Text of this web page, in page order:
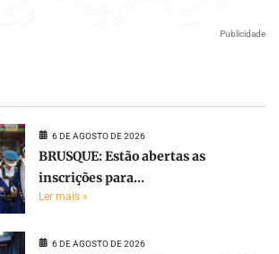
Publicidade
6 DE AGOSTO DE 2026
BRUSQUE: Estão abertas as
inscrições para...
Ler mais »
6 DE AGOSTO DE 2026